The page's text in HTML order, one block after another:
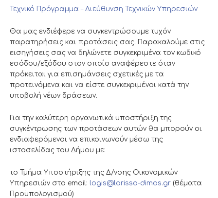
Τεχνικό Πρόγραμμα – Διεύθυνση Τεχνικών Υπηρεσιών
Θα μας ενδιέφερε να συγκεντρώσουμε τυχόν
παρατηρήσεις και προτάσεις σας. Παρακαλούμε στις
εισηγήσεις σας να δηλώνετε συγκεκριμένα τον κωδικό
εσόδου/εξόδου στον οποίο αναφέρεστε όταν
πρόκειται για επισημάνσεις σχετικές με τα
προτεινόμενα και να είστε συγκεκριμένοι κατά την
υποβολή νέων δράσεων.
Για την καλύτερη οργανωτικά υποστήριξη της
συγκέντρωσης των προτάσεων αυτών θα μπορούν οι
ενδιαφερόμενοι να επικοινωνούν μέσω της
ιστοσελίδας του Δήμου με:
το Τμήμα Υποστήριξης της Δ/νσης Οικονομικών
Υπηρεσιών στο email: logis@larissa-dimos.gr (θέματα
Προϋπολογισμού)